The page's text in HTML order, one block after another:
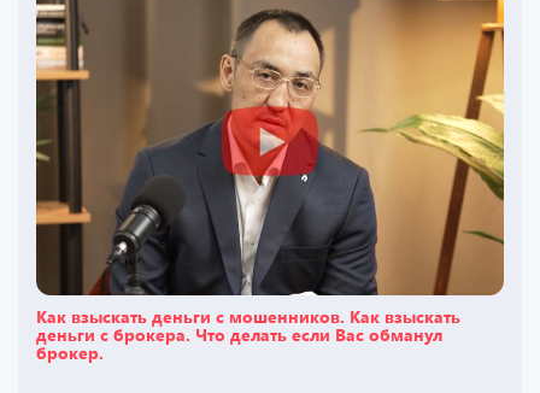
Как взыскать деньги с мошенников. Как взыскать
деньги с брокера. Что делать если Вас обманул
брокер.